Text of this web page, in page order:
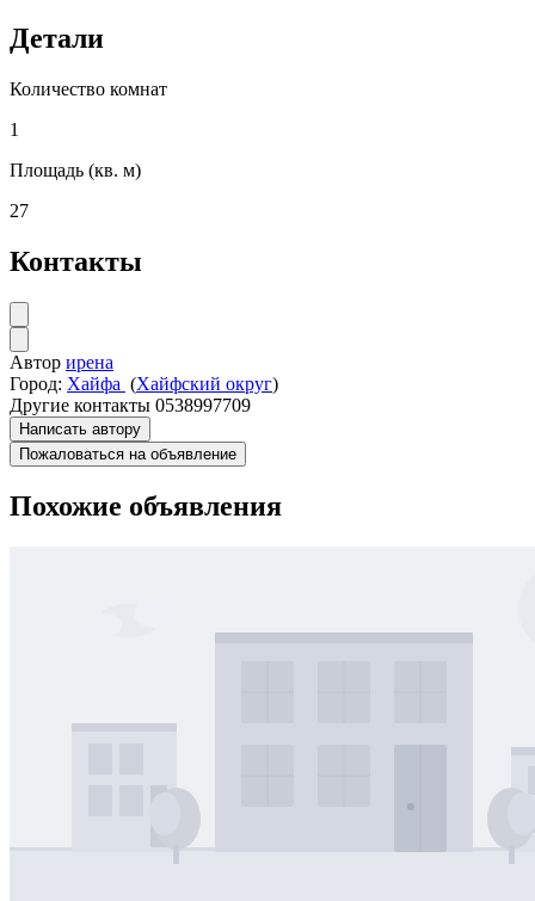
Детали
Количество комнат
1
Площадь (кв. м)
27
Контакты
Автор ирена
Город: Хайфа (Хайфский округ)
Другие контакты 0538997709
Написать автору
Пожаловаться на объявление
Похожие объявления